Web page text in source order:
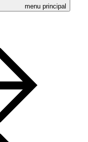
menu principal